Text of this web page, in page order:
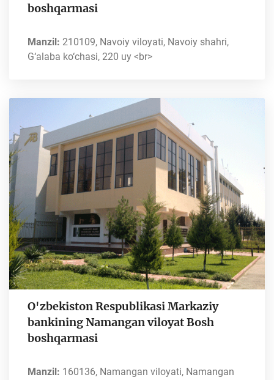
boshqarmasi
Manzil: 210109, Navoiy viloyati, Navoiy shahri,
G‘alaba ko‘chasi, 220 uy <br>
O'zbekiston Respublikasi Markaziy
bankining Namangan viloyat Bosh
boshqarmasi
Manzil: 160136, Namangan viloyati, Namangan